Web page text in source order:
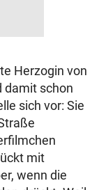
Herzogin von
damit schon
sich vor: Sie
mit
wenn die